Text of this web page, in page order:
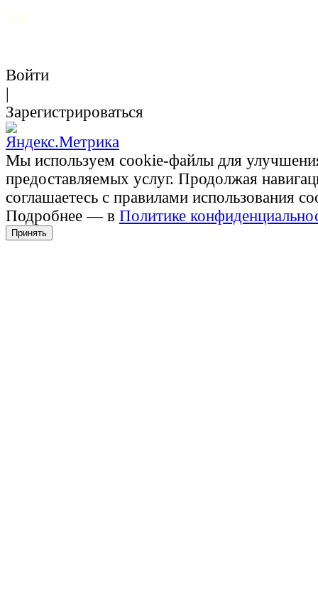
12+
Войти
|
Зарегистрироваться
Мы используем cookie-файлы для
предоставляемых услуг. Продолжая
соглашаетесь с правилами использования
Подробнее — в Политике
Принять